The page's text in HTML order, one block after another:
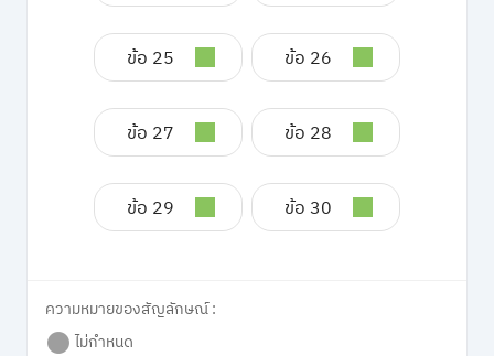
ข้อ 25 ข้อ 26
ข้อ 27 ข้อ 28
ข้อ 29 ข้อ 30
ความหมายของสัญลักษณ์ :
ไม่กำหนด